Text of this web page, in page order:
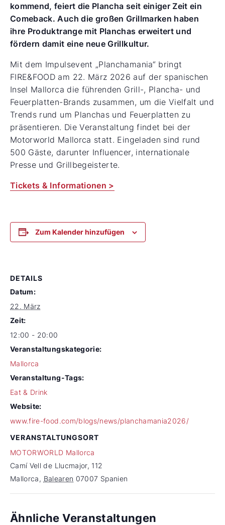
kommend, feiert die Plancha seit einiger Zeit ein
Comeback. Auch die großen Grillmarken haben
ihre Produktrange mit Planchas erweitert und
fördern damit eine neue Grillkultur.
Mit dem Impulsevent „Planchamania“ bringt
FIRE&FOOD am 22. März 2026 auf der spanischen
Insel Mallorca die führenden Grill-, Plancha- und
Feuerplatten-Brands zusammen, um die Vielfalt und
Trends rund um Planchas und Feuerplatten zu
präsentieren. Die Veranstaltung findet bei der
Motorworld Mallorca statt. Eingeladen sind rund
500 Gäste, darunter Influencer, internationale
Presse und Grillbegeisterte.
Tickets & Informationen >
Zum Kalender hinzufügen
DETAILS
Datum:
22. März
Zeit:
12:00 - 20:00
Veranstaltungskategorie:
Mallorca
Veranstaltung-Tags:
Eat & Drink
Website:
www.fire-food.com/blogs/news/planchamania2026/
VERANSTALTUNGSORT
MOTORWORLD Mallorca
Camí Vell de Llucmajor, 112
Mallorca, Balearen 07007 Spanien
Ähnliche Veranstaltungen